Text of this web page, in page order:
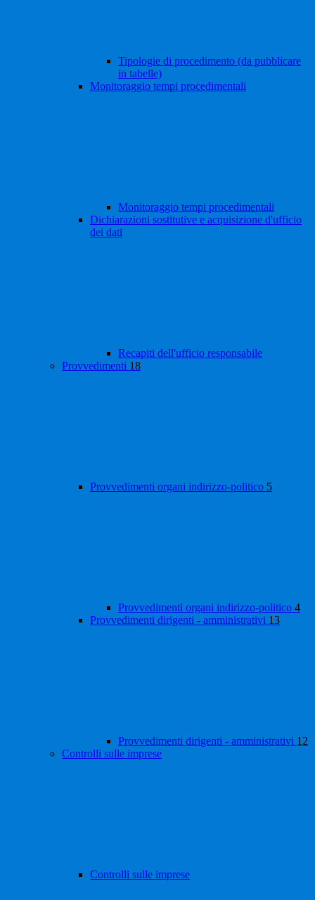
Tipologie di procedimento (da pubblicare
in tabelle)
Monitoraggio tempi procedimentali
Monitoraggio tempi procedimentali
Dichiarazioni sostitutive e acquisizione d'ufficio
dei dati
Recapiti dell'ufficio responsabile
Provvedimenti 18
Provvedimenti organi indirizzo-politico 5
Provvedimenti organi indirizzo-politico 4
Provvedimenti dirigenti - amministrativi 13
Provvedimenti dirigenti - amministrativi 12
Controlli sulle imprese
Controlli sulle imprese